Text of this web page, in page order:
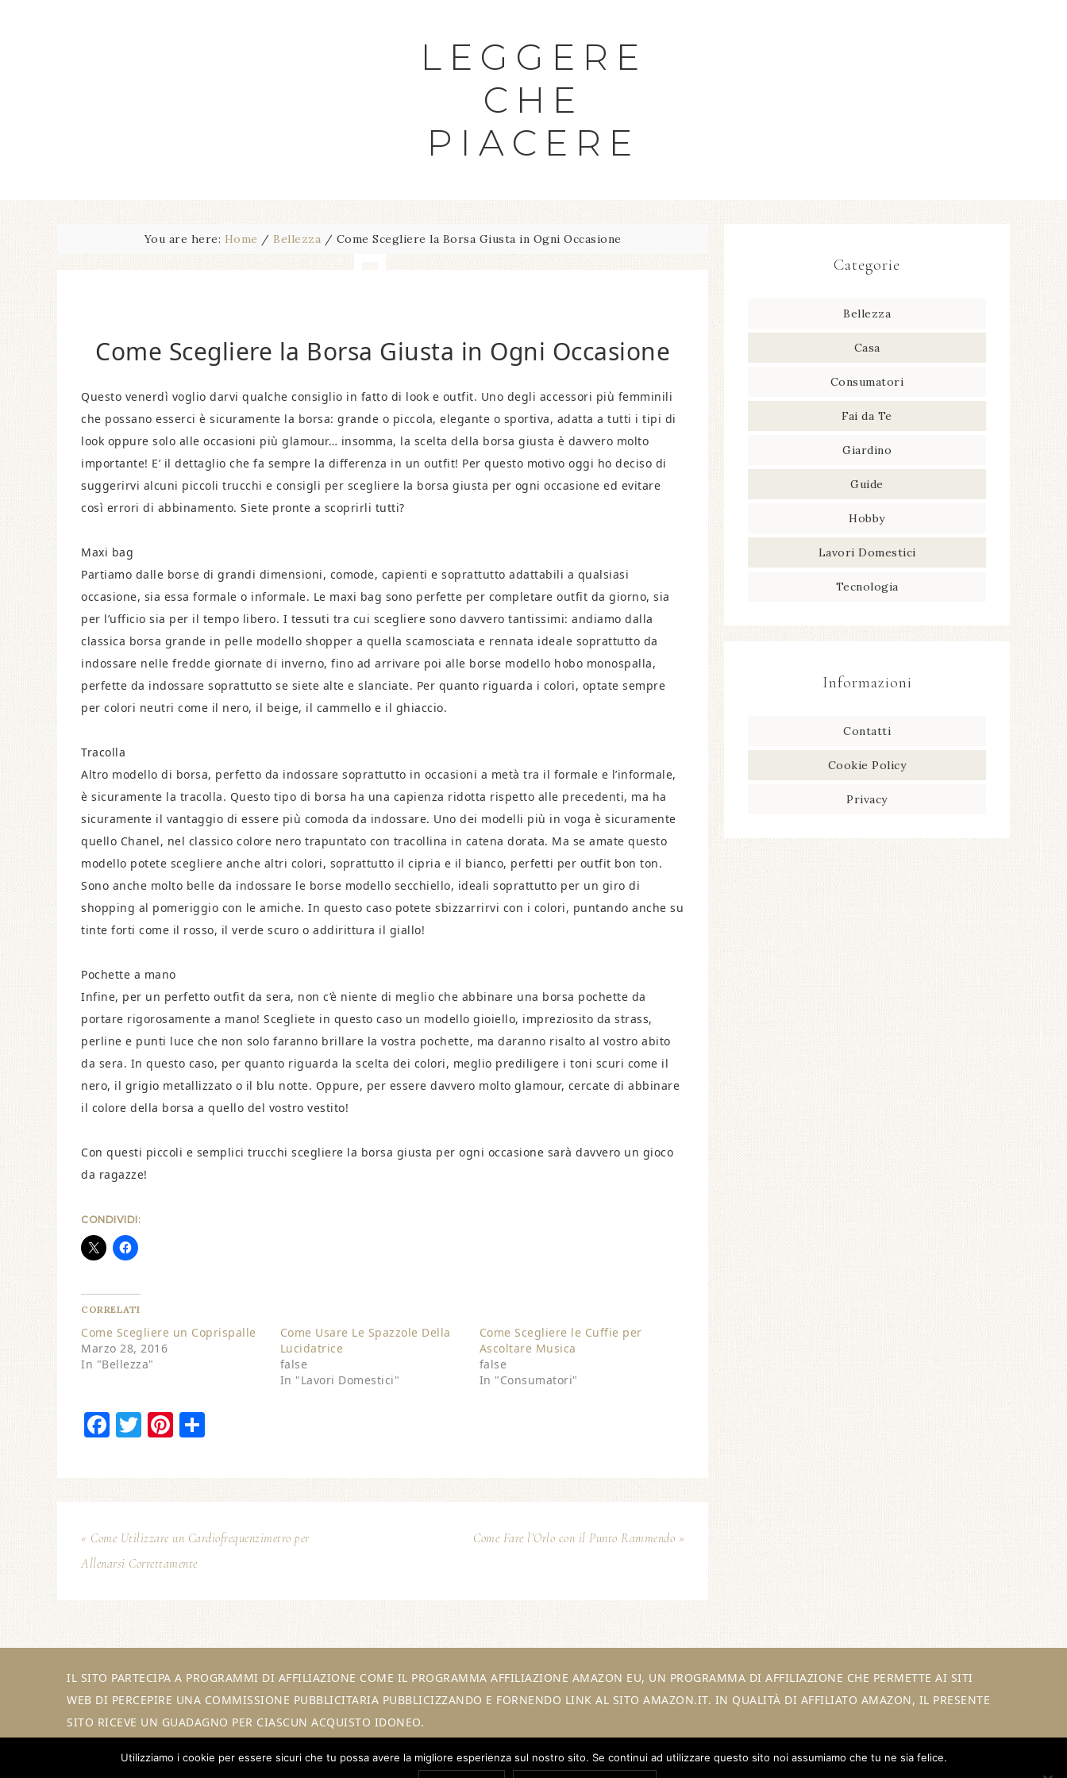
LEGGERE
CHE
PIACERE
You are here: Home / Bellezza / Come Scegliere la Borsa Giusta in Ogni Occasione
Come Scegliere la Borsa Giusta in Ogni Occasione
Questo venerdì voglio darvi qualche consiglio in fatto di look e outfit. Uno degli accessori più femminili
che possano esserci è sicuramente la borsa: grande o piccola, elegante o sportiva, adatta a tutti i tipi di
look oppure solo alle occasioni più glamour… insomma, la scelta della borsa giusta è davvero molto
importante! E’ il dettaglio che fa sempre la differenza in un outfit! Per questo motivo oggi ho deciso di
suggerirvi alcuni piccoli trucchi e consigli per scegliere la borsa giusta per ogni occasione ed evitare
così errori di abbinamento. Siete pronte a scoprirli tutti?
Maxi bag
Partiamo dalle borse di grandi dimensioni, comode, capienti e soprattutto adattabili a qualsiasi
occasione, sia essa formale o informale. Le maxi bag sono perfette per completare outfit da giorno, sia
per l’ufficio sia per il tempo libero. I tessuti tra cui scegliere sono davvero tantissimi: andiamo dalla
classica borsa grande in pelle modello shopper a quella scamosciata e rennata ideale soprattutto da
indossare nelle fredde giornate di inverno, fino ad arrivare poi alle borse modello hobo monospalla,
perfette da indossare soprattutto se siete alte e slanciate. Per quanto riguarda i colori, optate sempre
per colori neutri come il nero, il beige, il cammello e il ghiaccio.
Tracolla
Altro modello di borsa, perfetto da indossare soprattutto in occasioni a metà tra il formale e l’informale,
è sicuramente la tracolla. Questo tipo di borsa ha una capienza ridotta rispetto alle precedenti, ma ha
sicuramente il vantaggio di essere più comoda da indossare. Uno dei modelli più in voga è sicuramente
quello Chanel, nel classico colore nero trapuntato con tracollina in catena dorata. Ma se amate questo
modello potete scegliere anche altri colori, soprattutto il cipria e il bianco, perfetti per outfit bon ton.
Sono anche molto belle da indossare le borse modello secchiello, ideali soprattutto per un giro di
shopping al pomeriggio con le amiche. In questo caso potete sbizzarrirvi con i colori, puntando anche su
tinte forti come il rosso, il verde scuro o addirittura il giallo!
Pochette a mano
Infine, per un perfetto outfit da sera, non c’è niente di meglio che abbinare una borsa pochette da
portare rigorosamente a mano! Scegliete in questo caso un modello gioiello, impreziosito da strass,
perline e punti luce che non solo faranno brillare la vostra pochette, ma daranno risalto al vostro abito
da sera. In questo caso, per quanto riguarda la scelta dei colori, meglio prediligere i toni scuri come il
nero, il grigio metallizzato o il blu notte. Oppure, per essere davvero molto glamour, cercate di abbinare
il colore della borsa a quello del vostro vestito!
Con questi piccoli e semplici trucchi scegliere la borsa giusta per ogni occasione sarà davvero un gioco
da ragazze!
CONDIVIDI:
CORRELATI
Come Scegliere un Coprispalle
Marzo 28, 2016
In "Bellezza"
Come Usare Le Spazzole Della
Lucidatrice
false
In "Lavori Domestici"
Come Scegliere le Cuffie per
Ascoltare Musica
false
In "Consumatori"
Facebook
Twitter
Pinterest
« Come Utilizzare un Cardiofrequenzimetro per
Allenarsi Correttamente
Come Fare l’Orlo con il Punto Rammendo »
Categorie
Bellezza
Casa
Consumatori
Fai da Te
Giardino
Guide
Hobby
Lavori Domestici
Tecnologia
Informazioni
Contatti
Cookie Policy
Privacy
IL SITO PARTECIPA A PROGRAMMI DI AFFILIAZIONE COME IL PROGRAMMA AFFILIAZIONE AMAZON EU, UN PROGRAMMA DI AFFILIAZIONE CHE PERMETTE AI SITI
WEB DI PERCEPIRE UNA COMMISSIONE PUBBLICITARIA PUBBLICIZZANDO E FORNENDO LINK AL SITO AMAZON.IT. IN QUALITÀ DI AFFILIATO AMAZON, IL PRESENTE
SITO RICEVE UN GUADAGNO PER CIASCUN ACQUISTO IDONEO.
Utilizziamo i cookie per essere sicuri che tu possa avere la migliore esperienza sul nostro sito. Se continui ad utilizzare questo sito noi assumiamo che tu ne sia felice.